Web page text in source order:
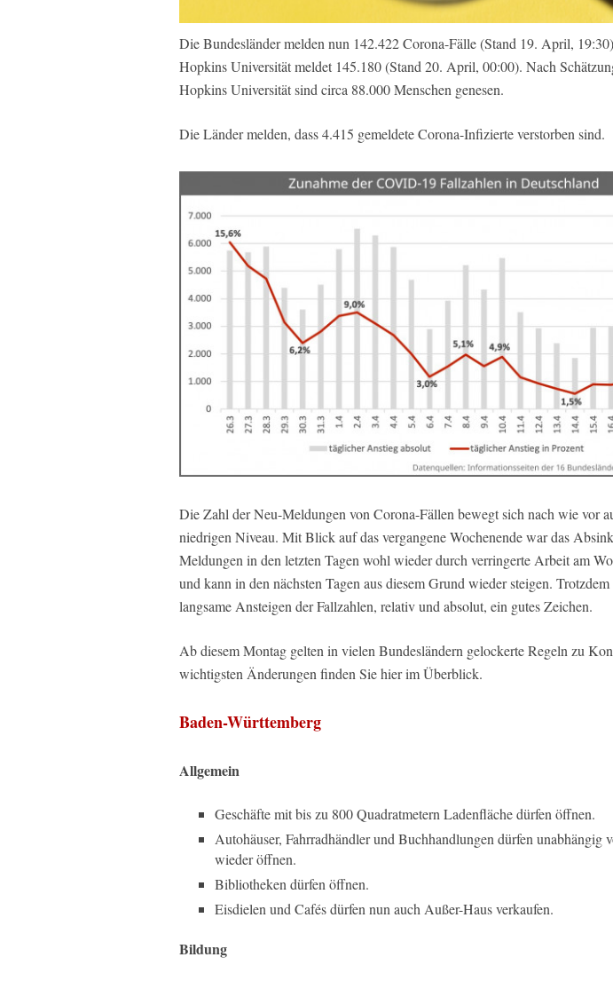
Die Bundesländer melden nun 142.422 Corona-Fälle (Stand 19. April,
Hopkins Universität meldet 145.180 (Stand 20. April, 00:00). Nach
Hopkins Universität sind circa 88.000 Menschen genesen.
Die Länder melden, dass 4.415 gemeldete Corona-Infizierte verstorben sind.
Die Zahl der Neu-Meldungen von Corona-Fällen bewegt sich nach wie vor
niedrigen Niveau. Mit Blick auf das vergangene Wochenende war das
Meldungen in den letzten Tagen wohl wieder durch verringerte Arbeit am
und kann in den nächsten Tagen aus diesem Grund wieder steigen.
langsame Ansteigen der Fallzahlen, relativ und absolut, ein gutes Zeichen.
Ab diesem Montag gelten in vielen Bundesländern gelockerte Regeln zu
wichtigsten Änderungen finden Sie hier im Überblick.
Baden-Württemberg
Allgemein
Geschäfte mit bis zu 800 Quadratmetern Ladenfläche dürfen öffnen.
Autohäuser, Fahrradhändler und Buchhandlungen dürfen unabhängig
wieder öffnen.
Bibliotheken dürfen öffnen.
Eisdielen und Cafés dürfen nun auch Außer-Haus verkaufen.
Bildung